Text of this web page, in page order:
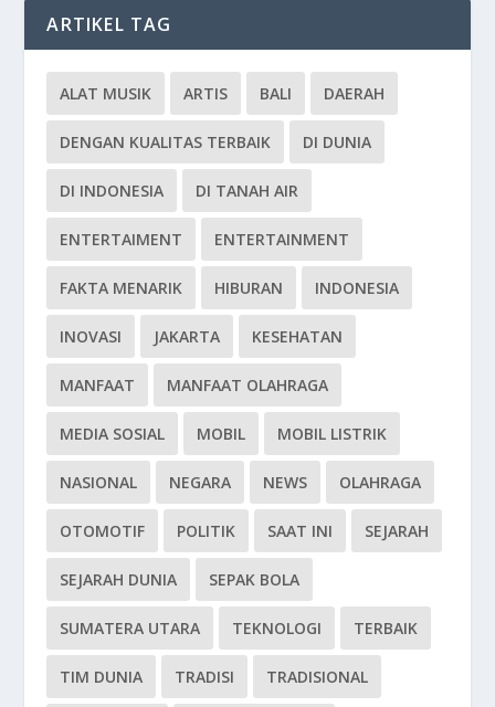
ARTIKEL TAG
ALAT MUSIK ARTIS BALI DAERAH
DENGAN KUALITAS TERBAIK DI DUNIA
DI INDONESIA DI TANAH AIR
ENTERTAIMENT ENTERTAINMENT
FAKTA MENARIK HIBURAN INDONESIA
INOVASI JAKARTA KESEHATAN
MANFAAT MANFAAT OLAHRAGA
MEDIA SOSIAL MOBIL MOBIL LISTRIK
NASIONAL NEGARA NEWS OLAHRAGA
OTOMOTIF POLITIK SAAT INI SEJARAH
SEJARAH DUNIA SEPAK BOLA
SUMATERA UTARA TEKNOLOGI TERBAIK
TIM DUNIA TRADISI TRADISIONAL